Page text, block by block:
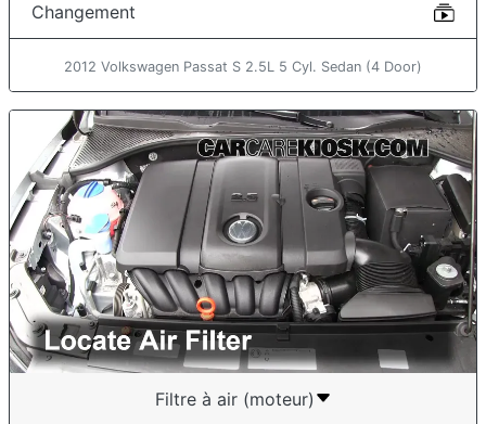
Changement
2012 Volkswagen Passat S 2.5L 5 Cyl. Sedan (4 Door)
Filtre à air (moteur)